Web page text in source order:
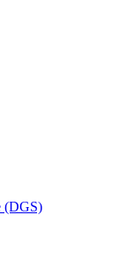
(DGS)